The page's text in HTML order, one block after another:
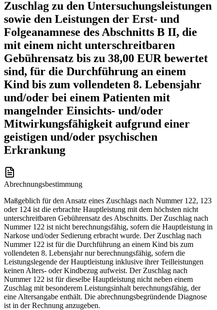
Zuschlag zu den Untersuchungsleistungen
sowie den Leistungen der Erst- und
Folgeanamnese des Abschnitts B II, die
mit einem nicht unterschreitbaren
Gebührensatz bis zu 38,00 EUR bewertet
sind, für die Durchführung an einem
Kind bis zum vollendeten 8. Lebensjahr
und/oder bei einem Patienten mit
mangelnder Einsichts- und/oder
Mitwirkungsfähigkeit aufgrund einer
geistigen und/oder psychischen
Erkrankung
Abrechnungsbestimmung
Maßgeblich für den Ansatz eines Zuschlags nach Nummer 122, 123
oder 124 ist die erbrachte Hauptleistung mit dem höchsten nicht
unterschreitbaren Gebührensatz des Abschnitts. Der Zuschlag nach
Nummer 122 ist nicht berechnungsfähig, sofern die Hauptleistung in
Narkose und/oder Sedierung erbracht wurde. Der Zuschlag nach
Nummer 122 ist für die Durchführung an einem Kind bis zum
vollendeten 8. Lebensjahr nur berechnungsfähig, sofern die
Leistungslegende der Hauptleistung inklusive ihrer Teilleistungen
keinen Alters- oder Kindbezug aufweist. Der Zuschlag nach
Nummer 122 ist für dieselbe Hauptleistung nicht neben einem
Zuschlag mit besonderem Leistungsinhalt berechnungsfähig, der
eine Altersangabe enthält. Die abrechnungsbegründende Diagnose
ist in der Rechnung anzugeben.